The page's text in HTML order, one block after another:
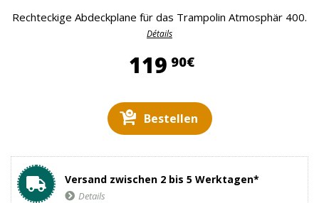
Rechteckige Abdeckplane für das Trampolin Atmosphär 400.
Détails
119 90€119,90 €
Bestellen
Versand zwischen 2 bis 5 Werktagen*
Details